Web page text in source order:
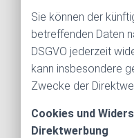
Sie können der
betreffenden Daten
DSGVO jederzeit
kann insbesondere
Zwecke der
Cookies und
Direktwerbung